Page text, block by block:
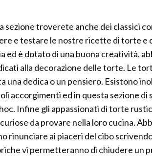
sezione troverete anche dei classici
e testare le nostre ricette di torte e
ed è dotato di una buona creatività,
alla decorazione delle torte. Le
una dedica o un pensiero. Esistono
accorgimenti ed in questa sezione
Infine gli appassionati di torte
da provare nella loro cucina.
rinunciare ai piaceri del cibo
vi permetteranno di chiudere un